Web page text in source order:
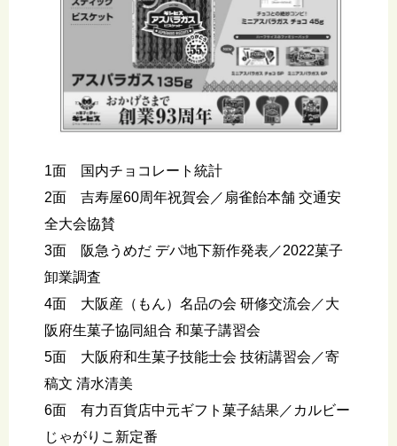
1面 国内チョコレート統計
2面 吉寿屋60周年祝賀会／扇雀飴本舗 交通安
全大会協賛
3面 阪急うめだ デパ地下新作発表／2022菓子
卸業調査
4面 大阪産（もん）名品の会 研修交流会／大
阪府生菓子協同組合 和菓子講習会
5面 大阪府和生菓子技能士会 技術講習会／寄
稿文 清水清美
6面 有力百貨店中元ギフト菓子結果／カルビー
じゃがりこ新定番